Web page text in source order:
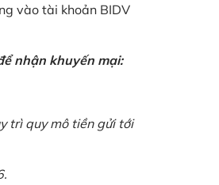
vào tài khoản BIDV
nhận khuyến mại:
trì quy mô tiền gửi tới